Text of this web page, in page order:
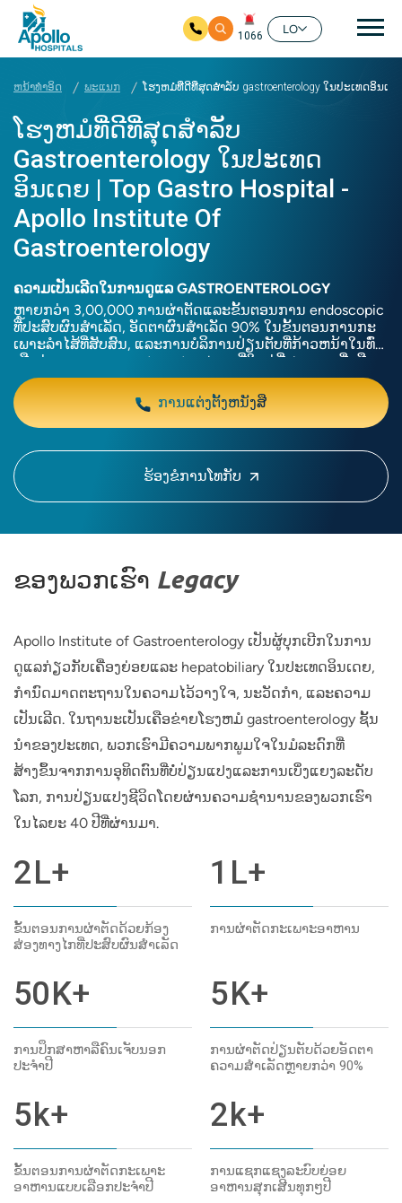
ຊີ້ນໍ
1066
LO
ຫນ້າທໍາອິດ ພະແນກ ໂຮງຫມໍທີ່ດີທີ່ສຸດສໍາລັບ gastroenterology ໃນປະເທດອິນເດຍ
ໂຮງຫມໍທີ່ດີທີ່ສຸດສໍາລັບ
Gastroenterology ໃນປະເທດ
ອິນເດຍ | Top Gastro Hospital -
Apollo Institute Of
Gastroenterology
ຄວາມເປັນເລີດໃນການດູແລ GASTROENTEROLOGY
ຫຼາຍກວ່າ 3,00,000 ການຜ່າຕັດແລະຂັ້ນຕອນການ endoscopic
ທີ່ປະສົບຜົນສໍາເລັດ, ອັດຕາຜົນສໍາເລັດ 90% ໃນຂັ້ນຕອນການກະ
ເພາະລໍາໄສ້ທີ່ສັບສົນ, ແລະການບໍລິການປ່ຽນຕັບທີ່ກ້າວຫນ້າໃນທົ່ວ
ເຄືອຂ່າຍການດູແລ gastroenterology ທີ່ໃຫຍ່ທີ່ສຸດແລະເຊື່ອຖື
ທີ່ສຸດຂອງອິນເດຍ.
ການແຕ່ງຕັ້ງຫນັງສື
ຮ້ອງຂໍການໂທກັບ
ຂອງ​ພວກ​ເຮົາ Legacy
Apollo Institute of Gastroenterology ເປັນຜູ້ບຸກເບີກໃນການ
ດູແລກ່ຽວກັບເຄື່ອງຍ່ອຍແລະ hepatobiliary ໃນປະເທດອິນເດຍ,
ກໍານົດມາດຕະຖານໃນຄວາມໄວ້ວາງໃຈ, ນະວັດກໍາ, ແລະຄວາມ
ເປັນເລີດ. ໃນຖານະເປັນເຄືອຂ່າຍໂຮງຫມໍ gastroenterology ຊັ້ນ
ນໍາຂອງປະເທດ, ພວກເຮົາມີຄວາມພາກພູມໃຈໃນມໍລະດົກທີ່
ສ້າງຂຶ້ນຈາກການອຸທິດຕົນທີ່ບໍ່ປ່ຽນແປງແລະການເບິ່ງແຍງລະດັບ
ໂລກ, ການປ່ຽນແປງຊີວິດໂດຍຜ່ານຄວາມຊໍານານຂອງພວກເຮົາ
ໃນໄລຍະ 40 ປີທີ່ຜ່ານມາ.
2L+
ຂັ້ນຕອນການຜ່າຕັດດ້ວຍກ້ອງ
ສ່ອງທາງໄກທີ່ປະສົບຜົນສຳເລັດ
1 L+
ການຜ່າຕັດກະເພາະອາຫານ
50K+
ການປຶກສາຫາລືຄົນເຈັບນອກ
ປະຈຳປີ
5K+
ການຜ່າຕັດປ່ຽນຕັບດ້ວຍອັດຕາ
ຄວາມສຳເລັດຫຼາຍກວ່າ 90%
5k+
ຂັ້ນຕອນການຜ່າຕັດກະເພາະ
ອາຫານແບບເລືອກປະຈຳປີ
2 k+
ການແຊກແຊງລະບົບຍ່ອຍ
ອາຫານສຸກເສີນທຸກໆປີ